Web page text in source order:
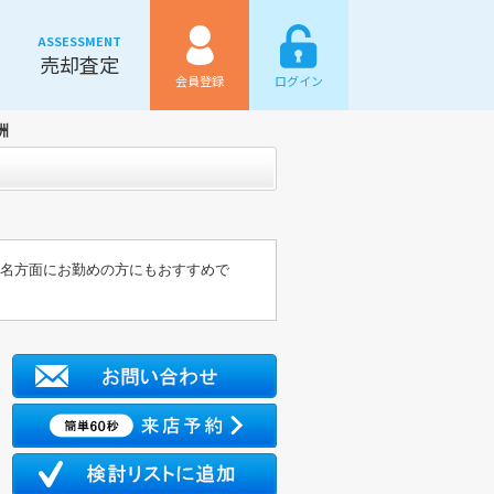
ASSESSMENT
売却査定
会員登録 ログイン
方面にお勤めの方にもおすすめで